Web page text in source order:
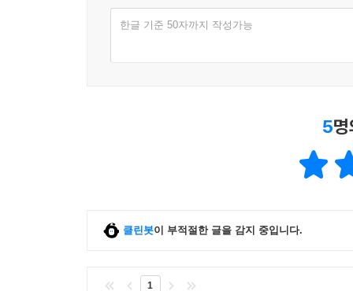
한글 기준 50자까지 작성가능
5
클린봇이 부적절한 글을 감지 중입니다.
1